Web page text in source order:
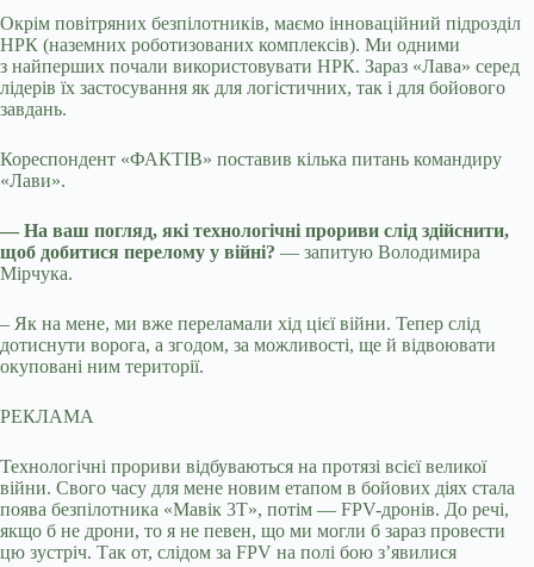
Окрім повітряних безпілотників, маємо інноваційний підрозділ
НРК (наземних роботизованих комплексів). Ми одними
з найперших почали використовувати НРК. Зараз «Лава» серед
лідерів їх застосування як для логістичних, так і для бойового
завдань.
Кореспондент «ФАКТІВ» поставив кілька питань командиру
«Лави».
— На ваш погляд, які технологічні прориви слід здійснити,
щоб добитися перелому у війні? — запитую Володимира
Мірчука.
– Як на мене, ми вже переламали хід цієї війни. Тепер слід
дотиснути ворога, а згодом, за можливості, ще й відвоювати
окуповані ним території.
РЕКЛАМА
Технологічні прориви відбуваються на протязі всієї великої
війни. Свого часу для мене новим етапом в бойових діях стала
поява безпілотника «Мавік 3Т», потім — FPV-дронів. До речі,
якщо б не дрони, то я не певен, що ми могли б зараз провести
цю зустріч. Так от, слідом за FPV на полі бою з’явилися